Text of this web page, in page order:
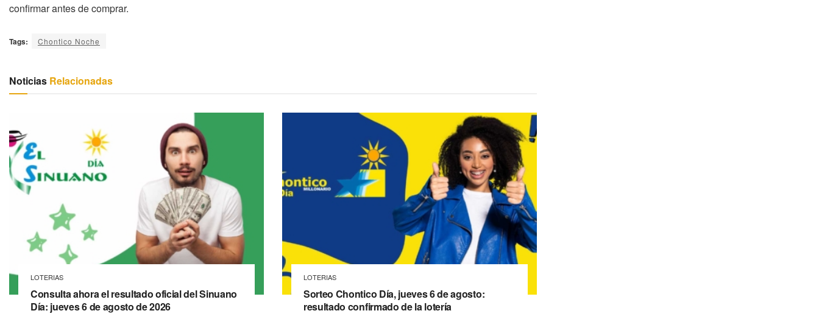
confirmar antes de comprar.
Tags: Chontico Noche
Noticias Relacionadas
LOTERIAS
Consulta ahora el resultado oficial del Sinuano
Día: jueves 6 de agosto de 2026
LOTERIAS
Sorteo Chontico Día, jueves 6 de agosto:
resultado confirmado de la lotería